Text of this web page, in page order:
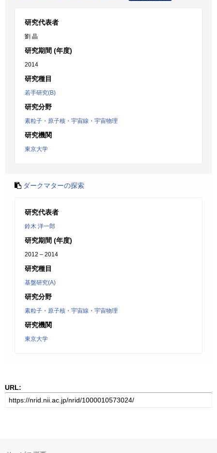
研究代表者
劉 晶
研究期間 (年度)
2014
研究種目
若手研究(B)
研究分野
素粒子・原子核・宇宙線・宇宙物理
研究機関
東京大学
ダークマターの探索
研究代表者
鈴木 洋一郎
研究期間 (年度)
2012 – 2014
研究種目
基盤研究(A)
研究分野
素粒子・原子核・宇宙線・宇宙物理
研究機関
東京大学
URL: